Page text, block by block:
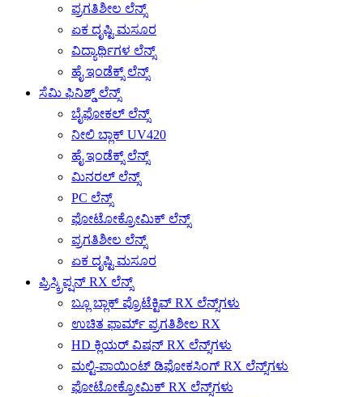
ಪ್ರಗತಿಶೀಲ ಲೆನ್ಸ್
ಏಕ ದೃಷ್ಟಿ ಮಸೂರ
ವಿದ್ಯಾರ್ಥಿಗಳ ಲೆನ್ಸ್
ಹೈ ಇಂಡೆಕ್ಸ್ ಲೆನ್ಸ್
ಸೆಮಿ ಫಿನಿಶ್ಡ್ ಲೆನ್ಸ್
ಬೈಫೋಕಲ್ ಲೆನ್ಸ್
ನೀಲಿ ಬ್ಲಾಕ್ UV420
ಹೈ ಇಂಡೆಕ್ಸ್ ಲೆನ್ಸ್
ಮಿನರಲ್ ಲೆನ್ಸ್
PC ಲೆನ್ಸ್
ಫೋಟೋಕ್ರೋಮಿಕ್ ಲೆನ್ಸ್
ಪ್ರಗತಿಶೀಲ ಲೆನ್ಸ್
ಏಕ ದೃಷ್ಟಿ ಮಸೂರ
ಪ್ರಿಸ್ಕ್ರಿಪ್ಷನ್ RX ಲೆನ್ಸ್
ಬ್ಲೂ ಬ್ಲಾಕ್ ಪ್ರೊಟೆಕ್ಟಿವ್ RX ಲೆನ್ಸ್‌ಗಳು
ಉಚಿತ ಫಾರ್ಮ್ ಪ್ರಗತಿಶೀಲ RX
HD ಕ್ಲಿಯರ್ ವಿಷನ್ RX ಲೆನ್ಸ್‌ಗಳು
ಮಲ್ಟಿ-ಪಾಯಿಂಟ್ ಡಿಫೋಕಸಿಂಗ್ RX ಲೆನ್ಸ್‌ಗಳು
ಫೋಟೋಕ್ರೋಮಿಕ್ RX ಲೆನ್ಸ್‌ಗಳು